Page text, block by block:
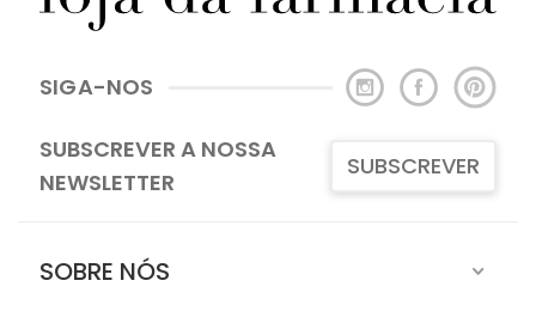
SIGA-NOS
SUBSCREVER A NOSSA
NEWSLETTER
SUBSCREVER
SOBRE NÓS